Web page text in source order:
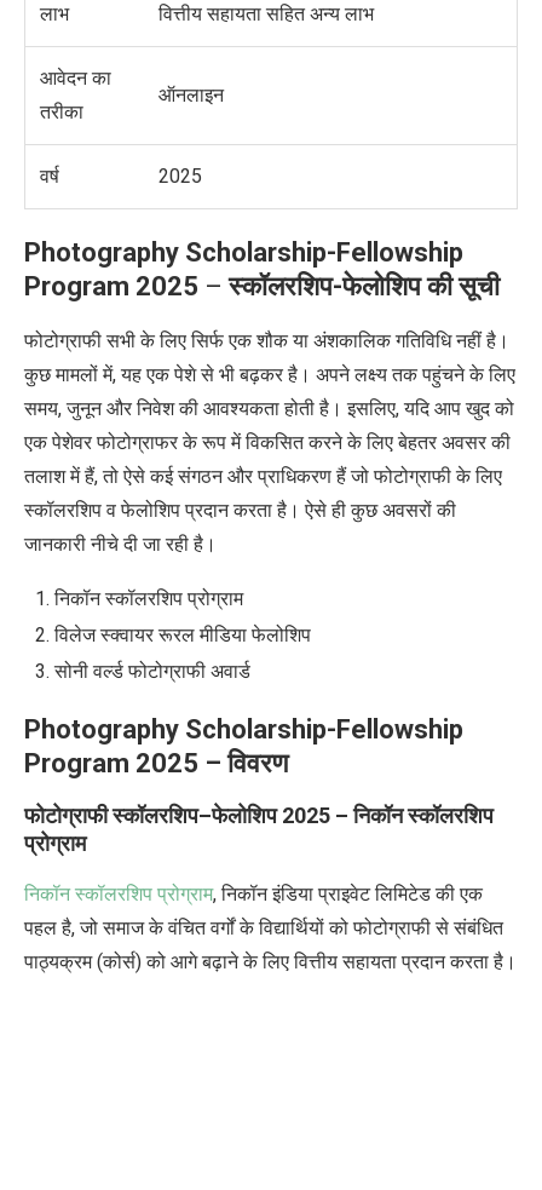
लाभ वित्तीय सहायता सहित अन्य लाभ
आवेदन का
तरीका
ऑनलाइन
वर्ष 2025
Photography Scholarship-Fellowship
Program 2025 – स्कॉलरशिप-फेलोशिप की सूची
फोटोग्राफी सभी के लिए सिर्फ एक शौक या अंशकालिक गतिविधि नहीं है।
कुछ मामलों में,यह एक पेशे से भी बढ़कर है। अपने लक्ष्य तक पहुंचने के लिए
समय,जुनून और निवेश की आवश्यकता होती है। इसलिए,यदि आप खुद को
एक पेशेवर फोटोग्राफर के रूप में विकसित करने के लिए बेहतर अवसर की
तलाश में हैं,तो ऐसे कई संगठन और प्राधिकरण हैं जो फोटोग्राफी के लिए
स्कॉलरशिप व फेलोशिप प्रदान करता है। ऐसे ही कुछ अवसरों की
जानकारी नीचे दी जा रही है।
निकॉन स्कॉलरशिप प्रोग्राम
विलेज स्क्वायर रूरल मीडिया फेलोशिप
सोनी वर्ल्ड फोटोग्राफी अवार्ड
Photography Scholarship-Fellowship
Program 2025 –विवरण
फोटोग्राफी स्कॉलरशिप–फेलोशिप2025 –निकॉन स्कॉलरशिप
प्रोग्राम
निकॉन स्कॉलरशिप प्रोग्राम,निकॉन इंडिया प्राइवेट लिमिटेड की एक
पहल है,जो समाज के वंचित वर्गों के विद्यार्थियों को फोटोग्राफी से संबंधित
पाठ्यक्रम (कोर्स) को आगे बढ़ाने के लिए वित्तीय सहायता प्रदान करता है।